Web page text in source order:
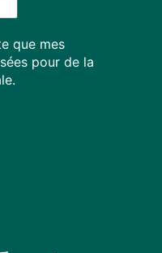
que mes
pour de la